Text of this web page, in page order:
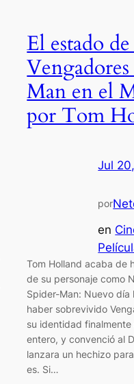
El estado
Man en el
por Tom
Jul
por
en
Tom Holland acaba de
de su personaje como
Spider-Man: Nuevo
haber sobrevivido
su identidad
entero, y convenció al
lanzara un hechizo
es. Si…